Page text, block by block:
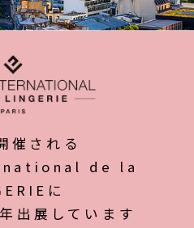
催される
de la
に
出展しています